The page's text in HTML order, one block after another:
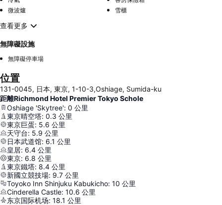
微波爐
雪櫃
查看更多
無障礙設施
無障礙停車場
位置
131-0045, 日本, 東京, 1-10-3,Oshiage, Sumida-ku
距離Richmond Hotel Premier Tokyo Schole
Oshiage 'Skytree': 0 公里
東京晴空塔: 0.3 公里
東京巨蛋: 5.6 公里
天守台: 5.9 公里
日本武道馆: 6.1 公里
皇居: 6.4 公里
東京: 6.8 公里
東京鐵塔: 8.4 公里
新國立競技場: 9.7 公里
Toyoko Inn Shinjuku Kabukicho: 10 公里
Cinderella Castle: 10.6 公里
东京国际机场: 18.1 公里